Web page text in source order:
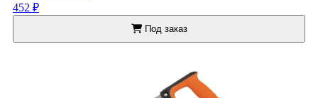
452 ₽
Под заказ